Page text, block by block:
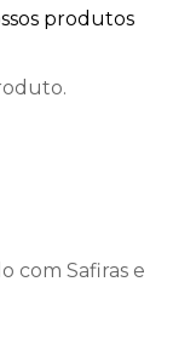
produtos
com Safiras e